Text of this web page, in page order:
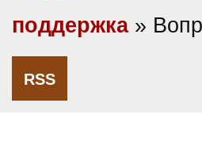
поддержка»
RSS